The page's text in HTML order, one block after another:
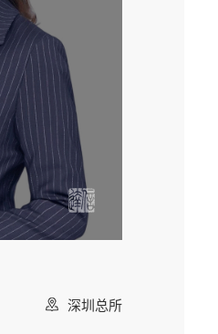
深圳总所